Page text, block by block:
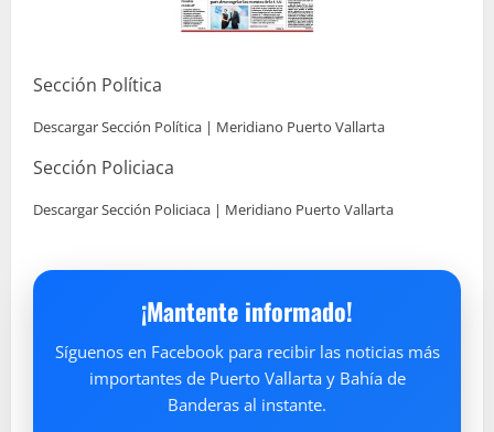
Sección Política
Descargar Sección Política | Meridiano Puerto Vallarta
Sección Policiaca
Descargar Sección Policiaca | Meridiano Puerto Vallarta
¡Mantente informado!
Síguenos en Facebook para recibir las noticias más
importantes de Puerto Vallarta y Bahía de
Banderas al instante.